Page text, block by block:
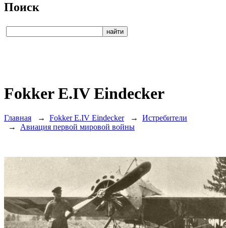
Поиск
Fokker E.IV Eindecker
Главная → Fokker E.IV Eindecker→ Истребители
→ Авиация первой мировой войны